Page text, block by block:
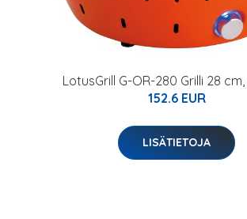
LotusGrill G-OR-280 Grilli 28
152.6 EUR
LISÄTIETOJA